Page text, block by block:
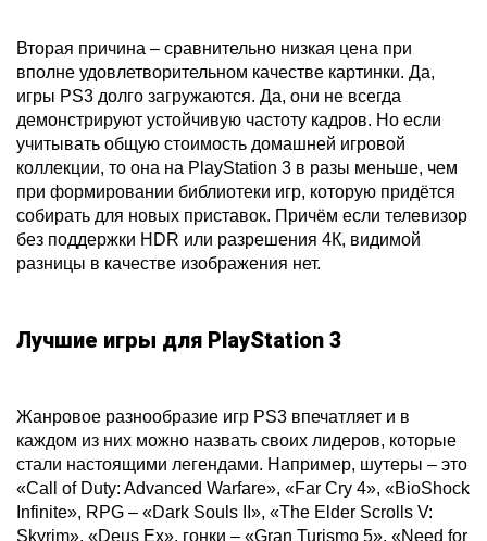
Вторая причина – сравнительно низкая цена при
вполне удовлетворительном качестве картинки. Да,
игры PS3 долго загружаются. Да, они не всегда
демонстрируют устойчивую частоту кадров. Но если
учитывать общую стоимость домашней игровой
коллекции, то она на PlayStation 3 в разы меньше, чем
при формировании библиотеки игр, которую придётся
собирать для новых приставок. Причём если телевизор
без поддержки HDR или разрешения 4К, видимой
разницы в качестве изображения нет.
Лучшие игры для PlayStation 3
Жанровое разнообразие игр PS3 впечатляет и в
каждом из них можно назвать своих лидеров, которые
стали настоящими легендами. Например, шутеры – это
«Call of Duty: Advanced Warfare», «Far Cry 4», «BioShock
Infinite», RPG – «Dark Souls II», «The Elder Scrolls V:
Skyrim», «Deus Ex», гонки – «Gran Turismo 5», «Need for